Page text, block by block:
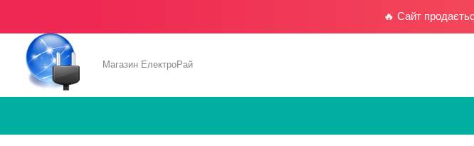
🔥 Сайт
Магазин ЕлектроРай